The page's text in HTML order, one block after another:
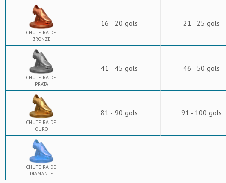
CHUTEIRA DE
BRONZE
16 - 20 gols 21 - 25 gols
CHUTEIRA DE
PRATA
41 - 45 gols 46 - 50 gols
CHUTEIRA DE
OURO
81 - 90 gols 91 - 100 gols
CHUTEIRA DE
DIAMANTE